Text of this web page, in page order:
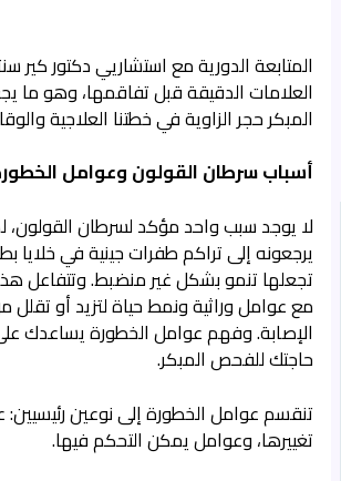
المتابعة الدورية مع استشاريي دكتور كير
العلامات الدقيقة قبل تفاقمها، وهو
المبكر حجر الزاوية في خطتنا العلاجية
أسباب سرطان القولون وعوامل
لا يوجد سبب واحد مؤكد لسرطان القولون،
يرجعونه إلى تراكم طفرات جينية في خلايا
تجعلها تنمو بشكل غير منضبط. وتتفاعل هذه
مع عوامل وراثية ونمط حياة لتزيد أو تقلل
الإصابة. وفهم عوامل الخطورة يساعدك
حاجتك للفحص المبكر.
تنقسم عوامل الخطورة إلى نوعين
تغييرها، وعوامل يمكن التحكم فيها.